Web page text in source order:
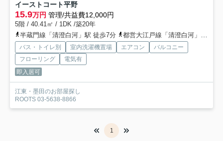
イーストコート平野
15.9万円 管理/共益費12,000円
5階 / 40.41㎡ / 1DK /築20年
半蔵門線「清澄白河」駅 徒歩7分
都営大江戸線「清澄白河」駅 徒歩7分
バス・トイレ別 室内洗濯機置場 エアコン
バルコニー
フローリング
電気有
即入居可
江東・墨田のお部屋探し
ROOTS 03-5638-8866
1